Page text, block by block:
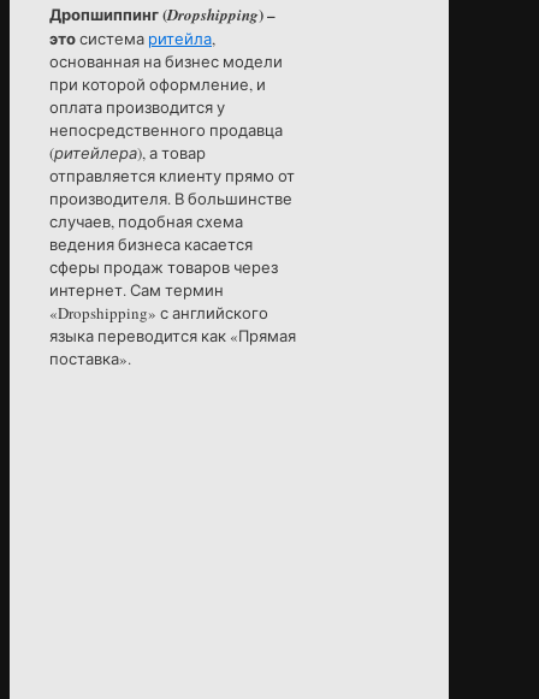
Дропшиппинг (Dropshipping) –
этосистема ритейла,
основанная на бизнес модели
при которой оформление, и
оплата производится у
непосредственного продавца
(ритейлера), а товар
отправляется клиенту прямо от
производителя. В большинстве
случаев, подобная схема
ведения бизнеса касается
сферы продаж товаров через
интернет. Сам термин
«Dropshipping» с английского
языка переводится как «Прямая
поставка».